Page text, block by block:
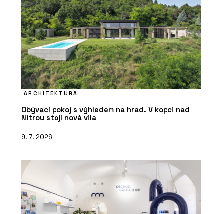
ARCHITEKTURA
Obývací pokoj s výhledem na hrad. V kopci nad
Nitrou stojí nová vila
9. 7. 2026